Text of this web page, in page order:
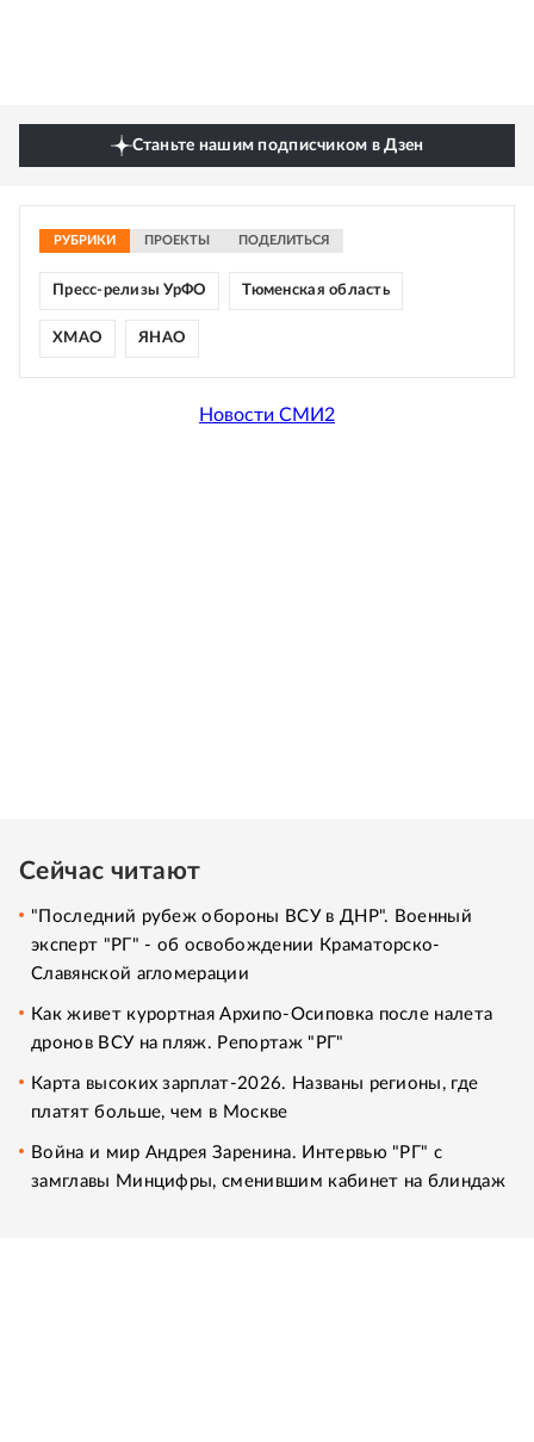
Станьте нашим подписчиком в Дзен
РУБРИКИ ПРОЕКТЫ ПОДЕЛИТЬСЯ
Пресс-релизы УрФО Тюменская область
ХМАО ЯНАО
Новости СМИ2
Сейчас читают
"Последний рубеж обороны ВСУ в ДНР". Военный
эксперт "РГ" - об освобождении Краматорско-
Славянской агломерации
Как живет курортная Архипо-Осиповка после налета
дронов ВСУ на пляж. Репортаж "РГ"
Карта высоких зарплат-2026. Названы регионы, где
платят больше, чем в Москве
Война и мир Андрея Заренина. Интервью "РГ" с
замглавы Минцифры, сменившим кабинет на блиндаж